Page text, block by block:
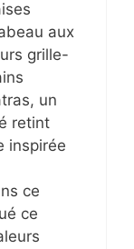
aux
grille-
un
retint
inspirée
ce
ce